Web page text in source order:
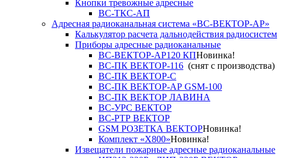
Кнопки тревожные адресные
ВС-ТКС-АП
Адресная радиоканальная система «ВС-ВЕКТОР-АР»
Калькулятор расчета дальнодействия радиосистем
Приборы адресные радиоканальные
ВС-ВЕКТОР-АР120 КПНовинка!
ВС-ПК ВЕКТОР-116 (снят с производства)
ВС-ПК ВЕКТОР-С
ВС-ПК ВЕКТОР-АР GSM-100
ВС-ПК ВЕКТОР ЛАВИНА
ВС-УРС ВЕКТОР
ВС-РТР ВЕКТОР
GSM РОЗЕТКА ВЕКТОРНовинка!
Комплект «X800»Новинка!
Извещатели пожарные адресные радиоканальные